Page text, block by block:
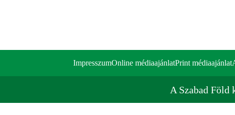
ImpresszumOnline médiaajánlatPrint médiaajánlat
A Szabad